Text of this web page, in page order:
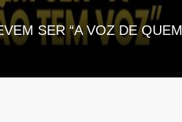
SER “A VOZ DE QUEM